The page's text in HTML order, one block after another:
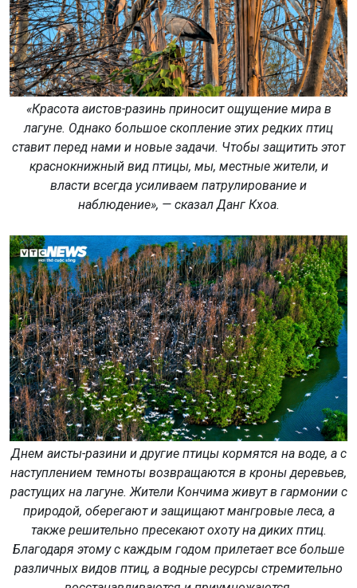
«Красота аистов-разинь приносит ощущение мира в
лагуне. Однако большое скопление этих редких птиц
ставит перед нами и новые задачи. Чтобы защитить этот
краснокнижный вид птицы, мы, местные жители, и
власти всегда усиливаем патрулирование и
наблюдение», — сказал Данг Кхоа.
Днем аисты-разини и другие птицы кормятся на воде, а с
наступлением темноты возвращаются в кроны деревьев,
растущих на лагуне. Жители Кончима живут в гармонии с
природой, оберегают и защищают мангровые леса, а
также решительно пресекают охоту на диких птиц.
Благодаря этому с каждым годом прилетает все больше
различных видов птиц, а водные ресурсы стремительно